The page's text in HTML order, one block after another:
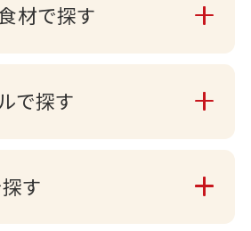
材で探す
で探す
す